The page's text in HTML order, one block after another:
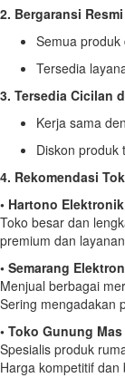
2. Bergaransi
Semua produk
Tersedia
3. Tersedia Cicilan
Kerja sama
Diskon produk
4. Rekomendasi
• Hartono
Toko besar dan
premium dan
• Semarang
Menjual berbagai
Sering mengadakan
• Toko Gunung
Spesialis produk
Harga kompetitif